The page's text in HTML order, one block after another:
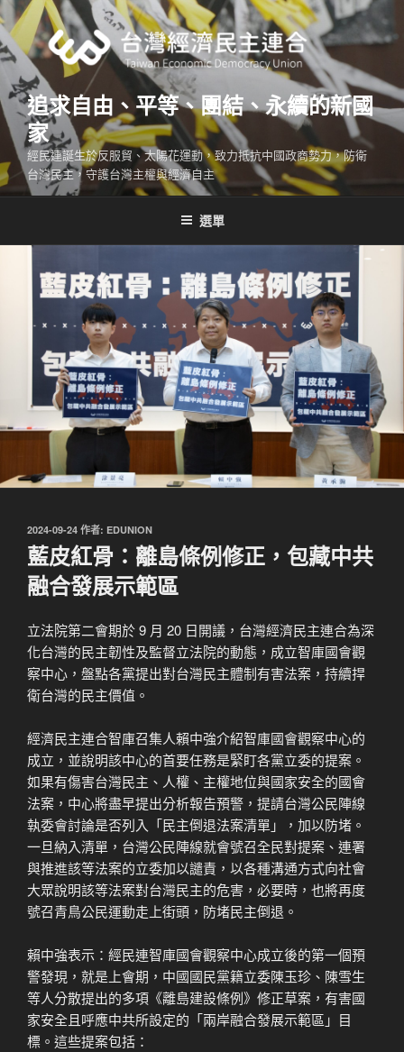
跳
至
主
內
容
追求自由、平等、團結、永續的新國
家
經民連誕生於反服貿、太陽花運動，致力抵抗中國政商勢力，防衛
台灣民主，守護台灣主權與經濟自主
選單
發
佈
於
2024-09-24 作者: EDUNION
藍皮紅骨：離島條例修正，包藏中共
融合發展示範區
立法院第二會期於 9 月 20 日開議，台灣經濟民主連合為深
化台灣的民主韌性及監督立法院的動態，成立智庫國會觀
察中心，盤點各黨提出對台灣民主體制有害法案，持續捍
衛台灣的民主價值。
經濟民主連合智庫召集人賴中強介紹智庫國會觀察中心的
成立，並說明該中心的首要任務是緊盯各黨立委的提案。
如果有傷害台灣民主、人權、主權地位與國家安全的國會
法案，中心將盡早提出分析報告預警，提請台灣公民陣線
執委會討論是否列入「民主倒退法案清單」，加以防堵。
一旦納入清單，台灣公民陣線就會號召全民對提案、連署
與推進該等法案的立委加以譴責，以各種溝通方式向社會
大眾說明該等法案對台灣民主的危害，必要時，也將再度
號召青鳥公民運動走上街頭，防堵民主倒退。
賴中強表示：經民連智庫國會觀察中心成立後的第一個預
警發現，就是上會期，中國國民黨籍立委陳玉珍、陳雪生
等人分散提出的多項《離島建設條例》修正草案，有害國
家安全且呼應中共所設定的「兩岸融合發展示範區」目
標。這些提案包括：